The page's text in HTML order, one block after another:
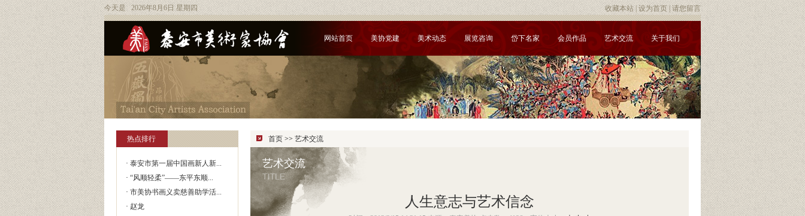
今天是 2026年8月6日 星期四 收藏本站|设为首页|请您留言
网站首页 美协党建 美术动态 展览咨询 岱下名家 会员作品 艺术交流 关于我们
热点排行
· 泰安市第一届中国画新人新...
· “风顺轻柔”——东平东顺...
· 市美协书画义卖慈善助学活...
· 赵龙
首页 >> 艺术交流
艺术交流
人生意志与艺术信念